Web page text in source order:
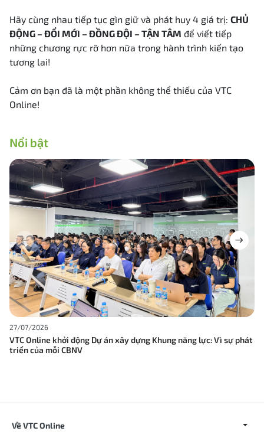
Hãy cùng nhau tiếp tục gìn giữ và phát huy 4 giá trị: CHỦ
ĐỘNG – ĐỔI MỚI – ĐỒNG ĐỘI – TẬN TÂM để viết tiếp
những chương rực rỡ hơn nữa trong hành trình kiến tạo
tương lai!
Cảm ơn bạn đã là một phần không thể thiếu của VTC
Online!
Nổi bật
27/07/2026
VTC Online khởi động Dự án xây dựng Khung năng lực: Vì sự phát
triển của mỗi CBNV
Về VTC Online